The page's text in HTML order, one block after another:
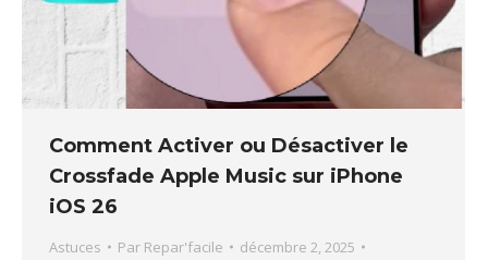
Comment Activer ou Désactiver le
Crossfade Apple Music sur iPhone
iOS 26
Astuces Par Repar'facile
décembre 2, 2025